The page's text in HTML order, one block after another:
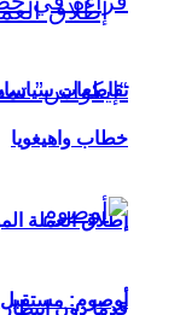
قدمًا دون انتظار
تقاطعات
خطاب واهيغويا
أوصوم: مستقبل